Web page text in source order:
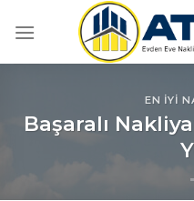
atla
EN İYI
Başaralı